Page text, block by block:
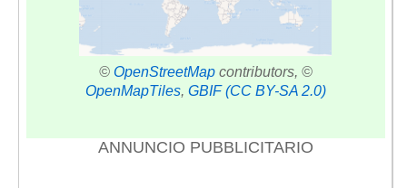
© OpenStreetMapcontributors, ©
OpenMapTiles, GBIF (CC BY-SA 2.0)
ANNUNCIO PUBBLICITARIO